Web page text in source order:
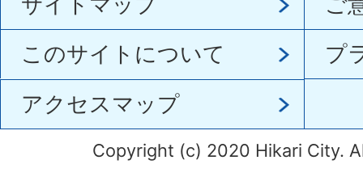
このサイトについて
プ
アクセスマップ
Copyright (c) 2020 Hikari City.